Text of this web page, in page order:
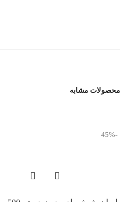
محصولات مشابه
-45%